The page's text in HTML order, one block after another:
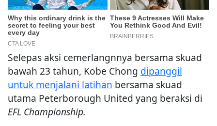
Selepas aksi cemerlangnnya bersama skuad
bawah 23 tahun, Kobe Chong dipanggil
untuk menjalani latihan bersama skuad
utama Peterborough United yang beraksi di
EFL Championship.